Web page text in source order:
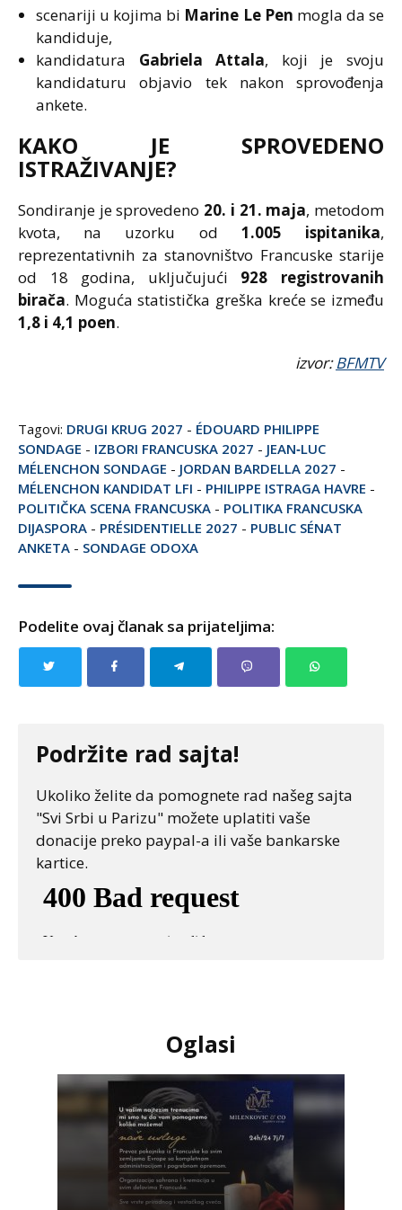
scenariji u kojima bi Marine Le Pen mogla da se
kandiduje,
kandidatura Gabriela Attala, koji je svoju
kandidaturu objavio tek nakon sprovođenja
ankete.
KAKO JE SPROVEDENO
ISTRAŽIVANJE?
Sondiranje je sprovedeno 20. i 21. maja, metodom
kvota, na uzorku od 1.005 ispitanika,
reprezentativnih za stanovništvo Francuske starije
od 18 godina, uključujući 928 registrovanih
birača. Moguća statistička greška kreće se između
1,8 i 4,1 poen.
izvor:BFMTV
Tagovi: DRUGI KRUG 2027 - ÉDOUARD PHILIPPE
SONDAGE - IZBORI FRANCUSKA 2027 - JEAN‑LUC
MÉLENCHON SONDAGE - JORDAN BARDELLA 2027 -
MÉLENCHON KANDIDAT LFI - PHILIPPE ISTRAGA HAVRE -
POLITIČKA SCENA FRANCUSKA - POLITIKA FRANCUSKA
DIJASPORA - PRÉSIDENTIELLE 2027 - PUBLIC SÉNAT
ANKETA - SONDAGE ODOXA
Podelite ovaj članak sa prijateljima:
Podržite rad sajta!
Ukoliko želite da pomognete rad našeg sajta
"Svi Srbi u Parizu" možete uplatiti vaše
donacije preko paypal-a ili vaše bankarske
kartice.
Oglasi